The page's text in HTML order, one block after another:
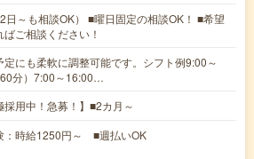
日～も相談OK） ■曜日固定の相談OK！ ■希望
ご相談ください！
定にも柔軟に調整可能です。シフト例9:00～
分）7:00～16:00…
採用中！急募！】■2カ月～
：時給1250円～ ■週払いOK